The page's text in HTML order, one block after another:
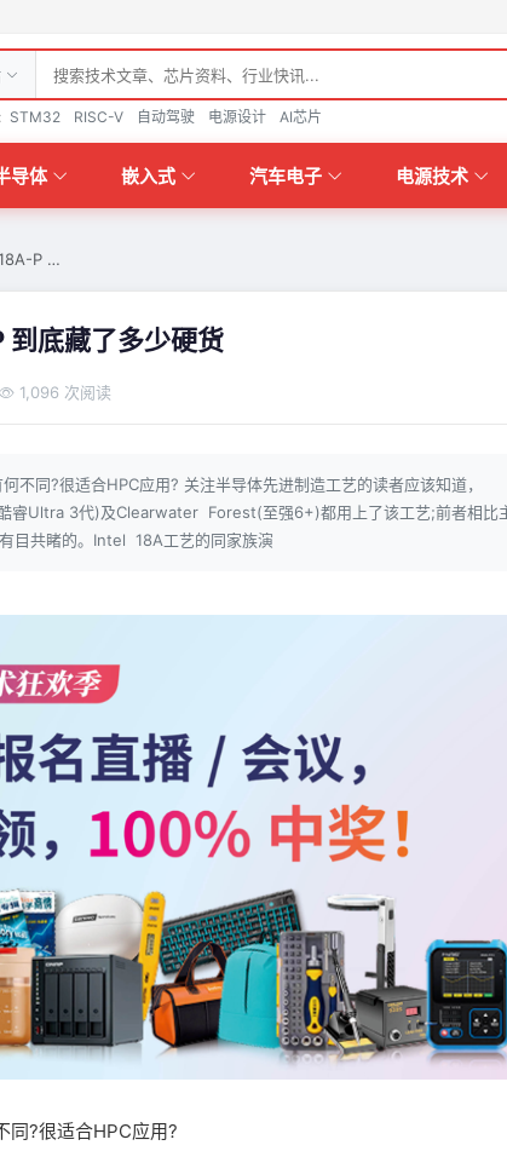
STM32 RISC-V 自动驾驶 电源设计 AI芯片
导体 嵌入式 汽车电子 电源技术
P …
底藏了多少硬货
1,096 次阅读
不同?很适合HPC应用? 关注半导体先进制造工艺的读者应该知道，
Ultra 3代)及Clearwater Forest(至强6+)都用上了该工艺;前者相比
目共睹的。Intel 18A工艺的同家族演
同?很适合HPC应用?